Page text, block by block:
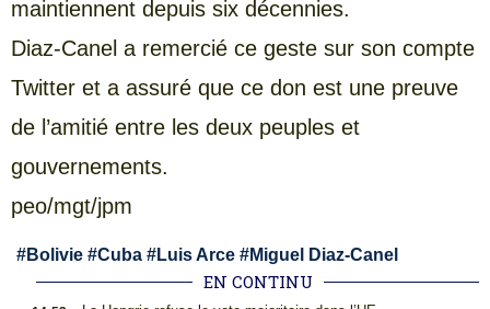
maintiennent depuis six décennies.
Diaz-Canel a remercié ce geste sur son compte
Twitter et a assuré que ce don est une preuve
de l’amitié entre les deux peuples et
gouvernements.
peo/mgt/jpm
#Bolivie #Cuba #Luis Arce #Miguel Diaz-Canel
EN CONTINU